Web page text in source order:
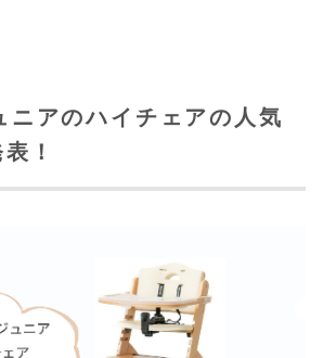
ニアのハイチェアの人気
！